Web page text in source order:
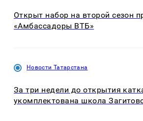
Открыт набор на второй сезон
«Амбассадоры ВТБ»
Новости Татарстана
За три недели до открытия
укомплектована школа